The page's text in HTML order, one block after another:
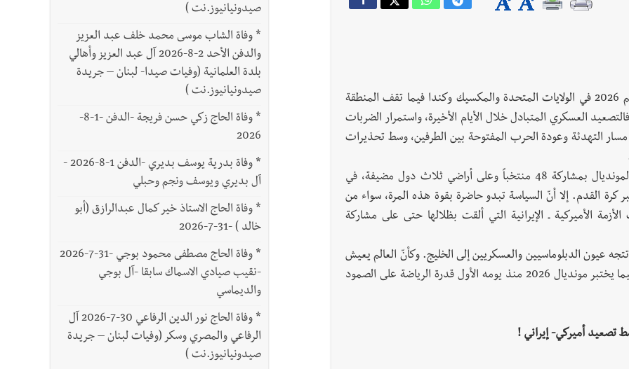
في مفارقة تختصر حال العالم اليوم، تنطلق بطولة كأس العالم 2026 في الولايات المتحدة والمكسيك وكندا فيما تقف المنطقة
العسكري المتبادل خلال الأيام الأخيرة، واستمرار الضربات
مسار التهدئة وعودة الحرب المفتوحة بين الطرفين، وسط تحذيرات
وفي المقابل، يستعد العالم لمتابعة أكبر نسخة في تاريخ المونديال بمشاركة 48 منتخباً وعلى أراضي ثلاث دول مضيفة، في
القدم. إلا أنّ السياسة تبدو حاضرة بقوة هذه المرة، سواء من
الأميركية ـ الإيرانية التي ألقت بظلالها حتى على مشاركة
عيون الدبلوماسيين والعسكريين إلى الخليج. وكأنّ العالم يعيش
مشهداً مزدوجاً: كرة القدم تحاول جمع ما تفرقه الحروب، فيما يختبر مونديال 2026 منذ يومه الأول قدرة الرياضة على الصمود
تصعيد أميركي- إيراني !
صيدونيانيوز.نت )
* وفاة الشاب موسى محمد خلف عبد العزيز
والدفن الأحد 2-8-2026 آل عبد العزيز وأهالي
بلدة العلمانية (وفيات صيدا- لبنان – جريدة
صيدونيانيوز.نت )
*
وفاة الحاج زكي حسن فريجة -الدفن -1-8-
2026
*
وفاة بدرية يوسف بديري -الدفن 1-8-2026 -
آل بديري ويوسف ونجم وحبلي
* وفاة الحاج الاستاذ خير كمال عبدالرازق (أبو
خالد ) -31-7-2026
*
وفاة الحاج مصطفى محمود بوجي -31-7-2026
-نقيب صيادي الاسماك سابقا -آل بوجي
والديماسي
*
وفاة الحاج نور الدين الرفاعي 30-7-2026 آل
الرفاعي والمصري وسكر (وفيات لبنان – جريدة
صيدونيانيوز.نت )